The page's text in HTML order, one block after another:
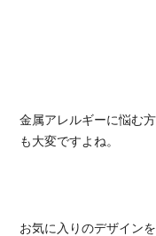
金属アレルギーに悩む
も大変ですよね。
お気に入りのデザイン